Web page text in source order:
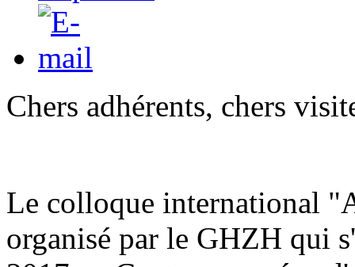
Chers adhérents, chers
Le colloque international
organisé par le GHZH qui